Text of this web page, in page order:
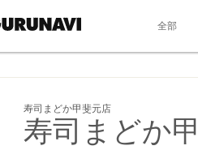
全部
寿司まどか甲斐元店
寿司まどか